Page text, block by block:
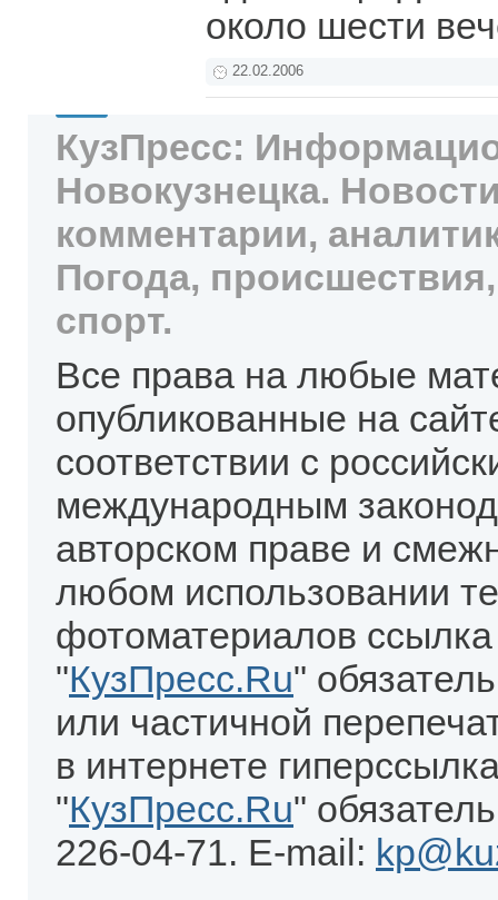
около шести
22.02.2006
КузПресс:
Новокузнецка.
комментарии,
Погода,
спорт.
Все права на любые
опубликованные на
соответствии с
международным
авторском праве и
любом использовании
фотоматериалов
"КузПресс.Ru"
или частичной
в интернете
"КузПресс.Ru"
226-04-71. E-mail: